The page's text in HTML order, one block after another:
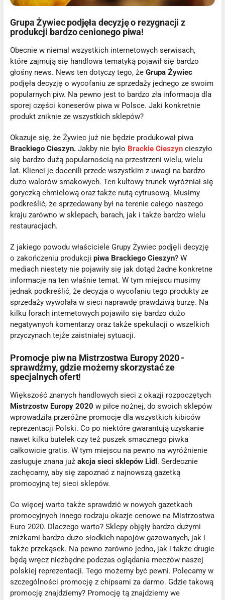
Grupa Żywiec podjęła decyzję o rezygnacji z
produkcji bardzo cenionego piwa!
Obecnie w niemal wszystkich internetowych serwisach,
które zajmują się handlowa tematyką pojawił się bardzo
głośny news. News ten dotyczy tego, żeGrupa Żywiec
podjęła decyzję o wycofaniu ze sprzedaży jednego ze swoim
popularnych piw. Na pewno jest to bardzo zła informacja dla
sporej części koneserów piwa w Polsce. Jaki konkretnie
produkt zniknie ze wszystkich sklepów?
Okazuje się, że Żywiec już nie będzie produkował piwa
Brackiego Cieszyn. Jakby nie było Brackie Cieszyn cieszyło
się bardzo dużą popularnością na przestrzeni wielu, wielu
lat. Klienci je docenili przede wszystkim z uwagi na bardzo
dużo walorów smakowych. Ten kultowy trunek wyróżniał się
goryczką chmielową oraz także nutą cytrusową. Musimy
podkreślić, że sprzedawany był na terenie całego naszego
kraju zarówno w sklepach, barach, jak i także bardzo wielu
restauracjach.
Z jakiego powodu właściciele Grupy Żywiec podjęli decyzję
o zakończeniu produkcji piwa Brackiego Cieszyn? W
mediach niestety nie pojawiły się jak dotąd żadne konkretne
informacje na ten właśnie temat. W tym miejscu musimy
jednak podkreślić, że decyzja o wycofaniu tego produkty ze
sprzedaży wywołała w sieci naprawdę prawdziwą burzę. Na
kilku forach internetowych pojawiło się bardzo dużo
negatywnych komentarzy oraz także spekulacji o wszelkich
przyczynach tejże zaistniałej sytuacji.
Promocje piw na Mistrzostwa Europy 2020 -
sprawdźmy, gdzie możemy skorzystać ze
specjalnych ofert!
Większość znanych handlowych sieci z okazji rozpoczętych
Mistrzostw Europy 2020 w piłce nożnej, do swoich sklepów
wprowadziła przeróżne promocje dla wszystkich kibiców
reprezentacji Polski. Co po niektóre gwarantują uzyskanie
nawet kilku butelek czy też puszek smacznego piwka
całkowicie gratis. W tym miejscu na pewno na wyróżnienie
zasługuje znana już akcja sieci sklepów Lidl . Serdecznie
zachęcamy, aby się zapoznać z najnowszą gazetką
promocyjną tej sieci sklepów.
Co więcej warto także sprawdzić w nowych gazetkach
promocyjnych innego rodzaju okazje cenowe na Mistrzostwa
Euro 2020. Dlaczego warto? Sklepy objęły bardzo dużymi
zniżkami bardzo dużo słodkich napojów gazowanych, jak i
także przekąsek. Na pewno zarówno jedno, jak i także drugie
będą wręcz niezbędne podczas oglądania meczów naszej
polskiej reprezentacji. Tego możemy być pewni. Polecamy w
szczególności promocję z chipsami za darmo. Gdzie takową
promocję znajdziemy? Promocję tą znajdziemy we